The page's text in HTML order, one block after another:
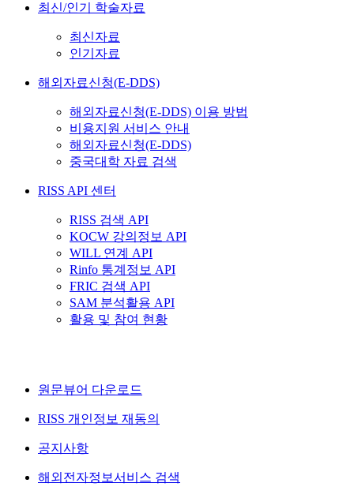
최신/인기 학술자료
최신자료
인기자료
해외자료신청(E-DDS)
해외자료신청(E-DDS) 이용 방법
비용지원 서비스 안내
해외자료신청(E-DDS)
중국대학 자료 검색
RISS API 센터
RISS 검색 API
KOCW 강의정보 API
WILL 연계 API
Rinfo 통계정보 API
FRIC 검색 API
SAM 분석활용 API
활용 및 참여 현황
원문뷰어 다운로드
RISS 개인정보 재동의
공지사항
해외전자정보서비스 검색